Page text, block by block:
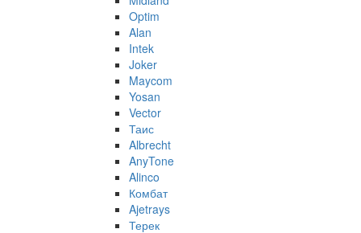
Optim
Alan
Intek
Joker
Maycom
Yosan
Vector
Таис
Albrecht
AnyTone
Alinco
Комбат
Ajetrays
Терек